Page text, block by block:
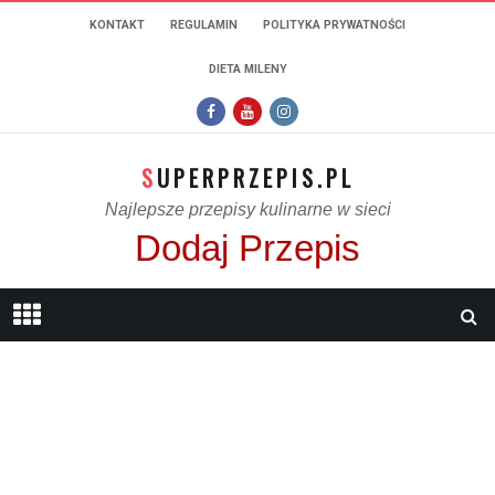
KONTAKT REGULAMIN POLITYKA PRYWATNOŚCI
DIETA MILENY
SUPERPRZEPIS.PL
Najlepsze przepisy kulinarne w sieci
Dodaj Przepis